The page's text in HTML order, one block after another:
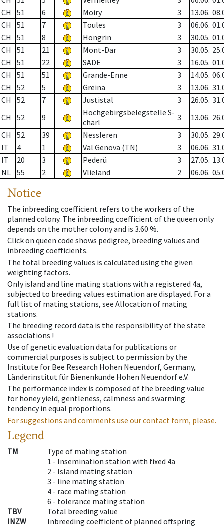
CH
51 6 Moiry 3 13.06.
CH
51 7 Toules 3 06.06.
CH
51 8 Hongrin 3 30.05.
CH
51 21 Mont-Dar 3 30.05.
CH
51 22 SADE 3 16.05.
CH
51 51 Grande-Enne 3 14.05.
CH
52 5 Greina 3 13.06.
CH
52 7 Justistal 3 26.05.
CH
52 9
Hochgebirgsbelegstelle S-
charl
3 13.06.
CH
52 39 Nessleren 3 30.05.
IT
4 1 Val Genova (TN) 3 06.06.
IT
20 3 Pederü 3 27.05.
NL 55 2 Vlieland 2 06.06.
Notice
The inbreeding coefficient refers to the workers of the
planned colony. The inbreeding coefficient of the queen only
depends on the mother colony and is 3.60 %.
Click on queen code shows pedigree, breeding values and
inbreeding coefficients.
The total breeding values is calculated using the given
weighting factors.
Only island and line mating stations with a registered 4a,
subjected to breeding values estimation are displayed. For a
full list of mating stations, see Allocation of mating
stations.
The breeding record data is the responsibility of the state
associations !
Use of genetic evaluation data for publications or
commercial purposes is subject to permission by the
Institute for Bee Research Hohen Neuendorf, Germany,
Länderinstitut für Bienenkunde Hohen Neuendorf e.V.
The performance index is composed of the breeding value
for honey yield, gentleness, calmness and swarming
tendency in equal proportions.
For suggestions and comments use our contact form, please.
Legend
TM
Type of mating station
1 - Insemination station with fixed 4a
2 - Island mating station
3 - line mating station
4 - race mating station
6 - tolerance mating station
TBV
Total breeding value
INZW
Inbreeding coefficient of planned offspring